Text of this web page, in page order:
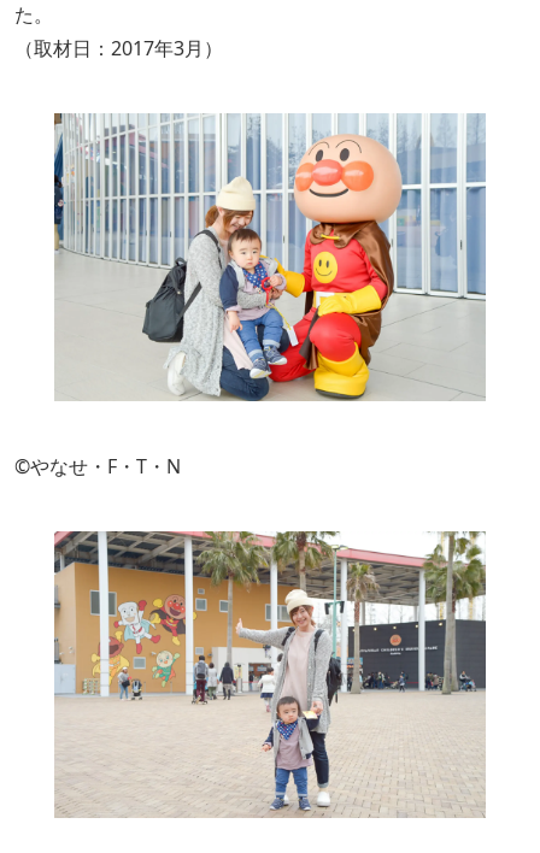
た。
（取材日：2017年3月）
©やなせ・F・T・N